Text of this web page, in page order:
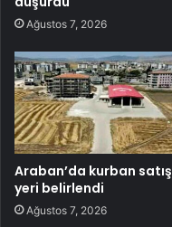
Ağustos 7, 2026
Araban’da kurban satış
yeri belirlendi
Ağustos 7, 2026